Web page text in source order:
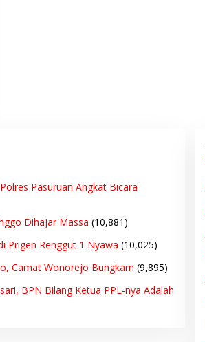
Pasuruan Angkat Bicara
Dihajar Massa (10,881)
Prigen Renggut 1 Nyawa (10,025)
Camat Wonorejo Bungkam (9,895)
BPN Bilang Ketua PPL-nya Adalah